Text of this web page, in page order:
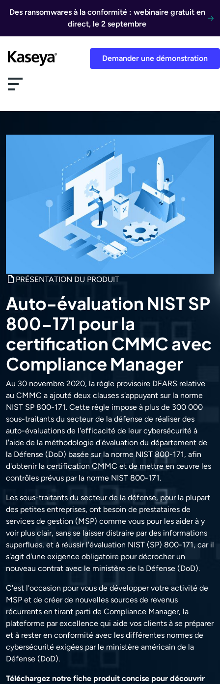
Des ransomwares à la conformité : webinaire gratuit en
direct, le 2 septembre
Demander une démonstration
PRÉSENTATION DU PRODUIT
Auto-évaluation NIST SP
800-171 pour la
certification CMMC avec
Compliance Manager
Au 30 novembre 2020, la règle provisoire DFARS relative
au CMMC a ajouté deux clauses s'appuyant sur la norme
NIST SP 800-171. Cette règle impose à plus de 300 000
sous-traitants du secteur de la défense de réaliser des
auto-évaluations de l'efficacité de leur cybersécurité à
l'aide de la méthodologie d'évaluation du département de
la Défense (DoD) basée sur la norme NIST 800-171, afin
d'obtenir la certification CMMC et de mettre en œuvre les
contrôles prévus par la norme NIST 800-171.
Les sous-traitants du secteur de la défense, pour la plupart
des petites entreprises, ont besoin de prestataires de
services de gestion (MSP) comme vous pour les aider à y
voir plus clair, sans se laisser distraire par des informations
superflues, et à réussir l'évaluation NIST (SP) 800-171, car il
s'agit d'une exigence obligatoire pour décrocher un
nouveau contrat avec le ministère de la Défense (DoD).
C'est l'occasion pour vous de développer votre activité de
MSP et de créer de nouvelles sources de revenus
récurrents en tirant parti de Compliance Manager, la
plateforme par excellence qui aide vos clients à se préparer
et à rester en conformité avec les différentes normes de
cybersécurité exigées par le ministère américain de la
Défense (DoD).
Téléchargez notre fiche produit concise pour découvrir